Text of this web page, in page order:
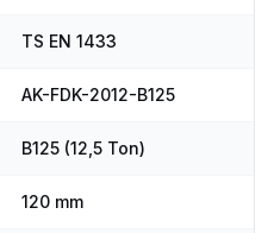
TS EN 1433
AK-FDK-2012-B125
B125 (12,5 Ton)
120 mm